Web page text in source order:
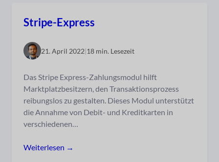
Stripe-Express
21. April 2022|18 min. Lesezeit
Das Stripe Express-Zahlungsmodul hilft
Marktplatzbesitzern, den Transaktionsprozess
reibungslos zu gestalten. Dieses Modul unterstützt
die Annahme von Debit- und Kreditkarten in
verschiedenen…
Weiterlesen →